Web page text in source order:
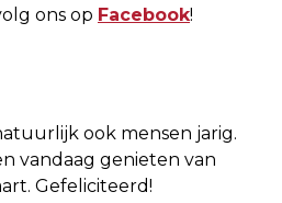
ons op Facebook!
ook mensen jarig.
vandaag genieten van
Gefeliciteerd!